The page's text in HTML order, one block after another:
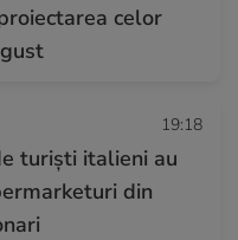
celor
19:18
turiști italieni au
din